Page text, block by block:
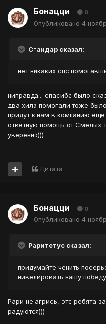
Бонацци 0
Опубликовано 4
Стандар сказал:
нет никаких спс
ниправда... спасиба было
два хила помогали тоже
придут к нам в компанию
ответную помощь от Смелых
уверенно)))
Цитата
Бонацци 0
Опубликовано 4
Раритетус сказал:
придумайте ченить
нивелировать нашу победу
Рари не агрись, это ребята
радуются)))